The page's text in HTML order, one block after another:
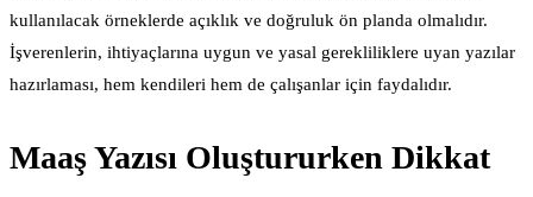
kullanılacak örneklerde açıklık ve doğruluk ön planda olmalıdır.
İşverenlerin, ihtiyaçlarına uygun ve yasal gerekliliklere uyan yazılar
hazırlaması, hem kendileri hem de çalışanlar için faydalıdır.
Maaş Yazısı Oluştururken Dikkat